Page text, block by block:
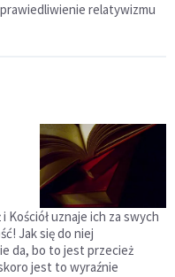
relatywizmu
Kościół uznaje ich za swych
Jak się do niej
da, bo to jest przecież
jest to wyraźnie